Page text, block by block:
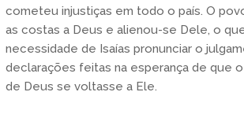
cometeu injustiças em todo o país. O
as costas a Deus e alienou-se Dele, o
necessidade de Isaías pronunciar o
declarações feitas na esperança de que
de Deus se voltasse a Ele.